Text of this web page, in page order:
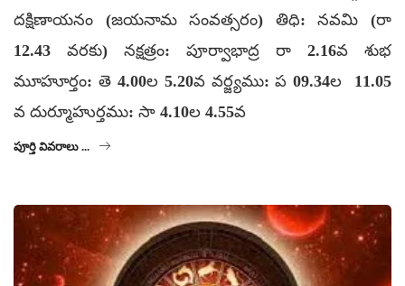
దక్షిణాయనం (జయనామ సంవత్సరం) తిధి: నవమి (రా
12.43 వరకు) నక్షత్రం: పూర్వాభాద్ర రా 2.16వ శుభ
మూహూర్తం: తె 4.00ల 5.20వ వర్జ్యము: ప 09.34ల 11.05
వ దుర్మూహుర్తము: సా 4.10ల 4.55వ
పూర్తి వివరాలు ...